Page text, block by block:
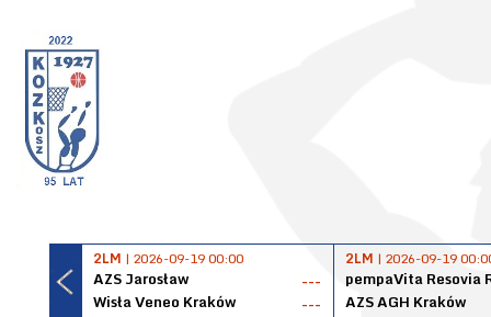
2LM | 2026-09-19 00:00
AZS Jarosław
---
Wisła Veneo Kraków
---
2LM | 2026-09-19
pempaVita Resovia
AZS AGH Kraków